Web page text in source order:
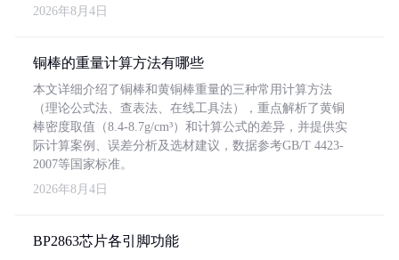
2026年8月4日
铜棒的重量计算方法有哪些
本文详细介绍了铜棒和黄铜棒重量的三种常用计算方法
（理论公式法、查表法、在线工具法），重点解析了黄铜
棒密度取值（8.4-8.7g/cm³）和计算公式的差异，并提供实
际计算案例、误差分析及选材建议，数据参考GB/T 4423-
2007等国家标准。
2026年8月4日
BP2863芯片各引脚功能